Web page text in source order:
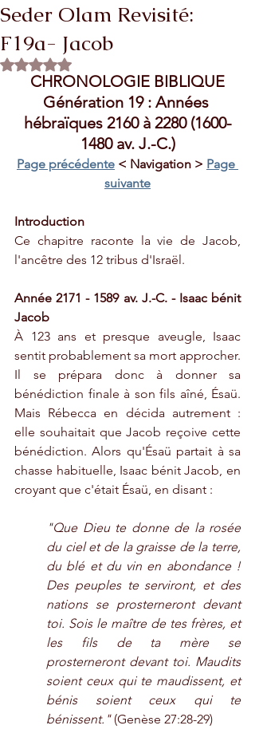
Seder Olam Revisité:
F19a- Jacob
Rated NaN out of 5 stars.
CHRONOLOGIE BIBLIQUE
Génération 19 : Années
hébraïques 2160 à 2280 (1600-
1480 av. J.-C.)
Page précédente < Navigation > Page
suivante
Introduction
Ce chapitre raconte la vie de Jacob,
l'ancêtre des 12 tribus d'Israël.
Année 2171 - 1589 av. J.-C. - Isaac bénit
Jacob
À 123 ans et presque aveugle, Isaac
sentit probablement sa mort approcher.
Il se prépara donc à donner sa
bénédiction finale à son fils aîné, Ésaü.
Mais Rébecca en décida autrement :
elle souhaitait que Jacob reçoive cette
bénédiction. Alors qu'Ésaü partait à sa
chasse habituelle, Isaac bénit Jacob, en
croyant que c'était Ésaü, en disant :
"Que Dieu te donne de la rosée
du ciel et de la graisse de la terre,
du blé et du vin en abondance !
Des peuples te serviront, et des
nations se prosterneront devant
toi. Sois le maître de tes frères, et
les fils de ta mère se
prosterneront devant toi. Maudits
soient ceux qui te maudissent, et
bénis soient ceux qui te
bénissent." (Genèse 27:28-29)